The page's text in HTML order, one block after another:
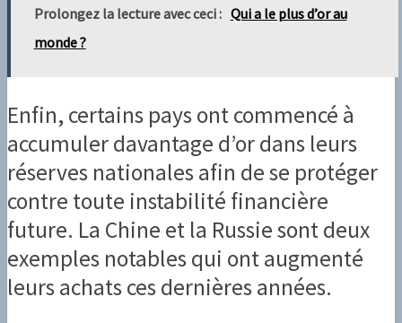
Prolongez la lecture avec ceci : Qui a le plus d’or au
monde ?
Enfin, certains pays ont commencé à
accumuler davantage d’or dans leurs
réserves nationales afin de se protéger
contre toute instabilité financière
future. La Chine et la Russie sont deux
exemples notables qui ont augmenté
leurs achats ces dernières années.